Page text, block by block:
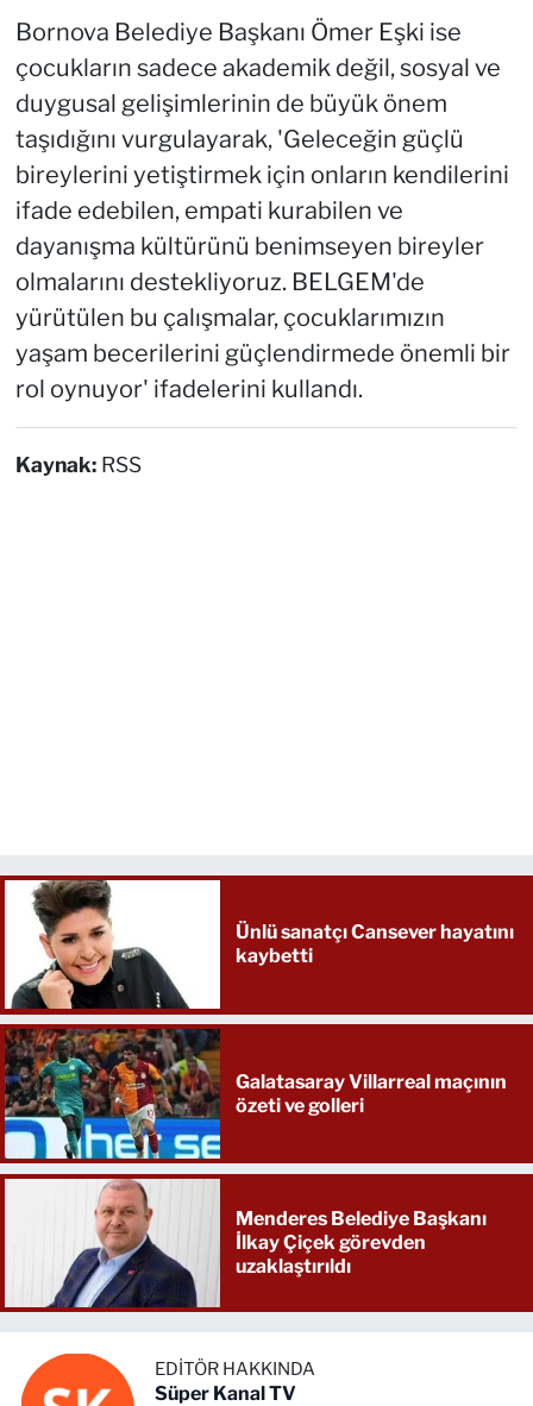
Bornova Belediye Başkanı Ömer Eşki ise
çocukların sadece akademik değil, sosyal ve
duygusal gelişimlerinin de büyük önem
taşıdığını vurgulayarak, 'Geleceğin güçlü
bireylerini yetiştirmek için onların kendilerini
ifade edebilen, empati kurabilen ve
dayanışma kültürünü benimseyen bireyler
olmalarını destekliyoruz. BELGEM'de
yürütülen bu çalışmalar, çocuklarımızın
yaşam becerilerini güçlendirmede önemli bir
rol oynuyor' ifadelerini kullandı.
Kaynak: RSS
Ünlü sanatçı Cansever hayatını
kaybetti
Galatasaray Villarreal maçının
özeti ve golleri
Menderes Belediye Başkanı
İlkay Çiçek görevden
uzaklaştırıldı
EDITÖR HAKKINDA
Süper Kanal TV